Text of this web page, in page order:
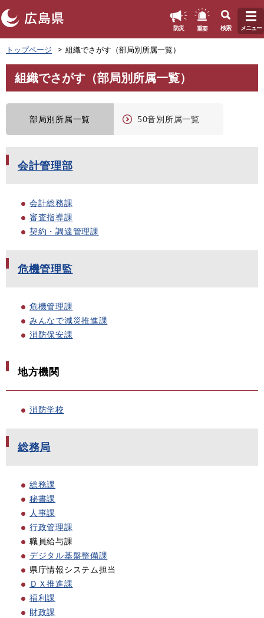
ペ
ー
ジ
先
頭
防災 重要 検索 メニュー
トップページ 組織でさがす（部局別所属一覧）
文
組織でさがす（部局別所属一覧）
部局別所属一覧 50音別所属一覧
会計管理部
会計総務課
審査指導課
契約・調達管理課
危機管理監
危機管理課
みんなで減災推進課
消防保安課
地方機関
消防学校
総務局
総務課
秘書課
人事課
行政管理課
職員給与課
デジタル基盤整備課
県庁情報システム担当
ＤＸ推進課
福利課
財政課